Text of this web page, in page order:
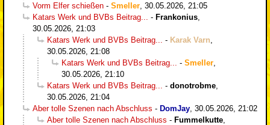
Vorm Elfer schießen - Smeller 30.05.2026, 21:05
Katars Werk und BVBs Beitrag...
- Frankonius
30.05.2026, 21:03
Katars Werk und BVBs Beitrag...
- Karak Varn
30.05.2026, 21:08
Katars Werk und BVBs Beitrag...
- Smeller
30.05.2026, 21:10
Katars Werk und BVBs Beitrag...
- donotrobme
30.05.2026, 21:04
Aber tolle Szenen nach Abschluss - DomJay 30.05.2026, 21:02
Aber tolle Szenen nach Abschluss - Fummelkutte